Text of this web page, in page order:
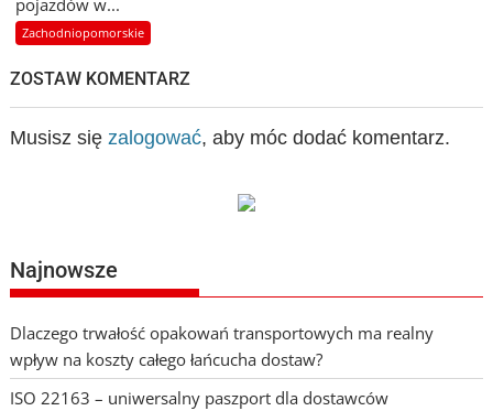
pojazdów w...
Zachodniopomorskie
ZOSTAW KOMENTARZ
Musisz sięzalogować, aby móc dodać komentarz.
Najnowsze
Dlaczego trwałość opakowań transportowych ma realny
wpływ na koszty całego łańcucha dostaw?
ISO 22163 – uniwersalny paszport dla dostawców